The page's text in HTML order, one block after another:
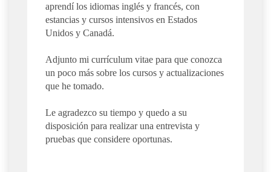
aprendí los idiomas inglés y francés, con
estancias y cursos intensivos en Estados
Unidos y Canadá.
Adjunto mi currículum vitae para que conozca
un poco más sobre los cursos y actualizaciones
que he tomado.
Le agradezco su tiempo y quedo a su
disposición para realizar una entrevista y
pruebas que considere oportunas.